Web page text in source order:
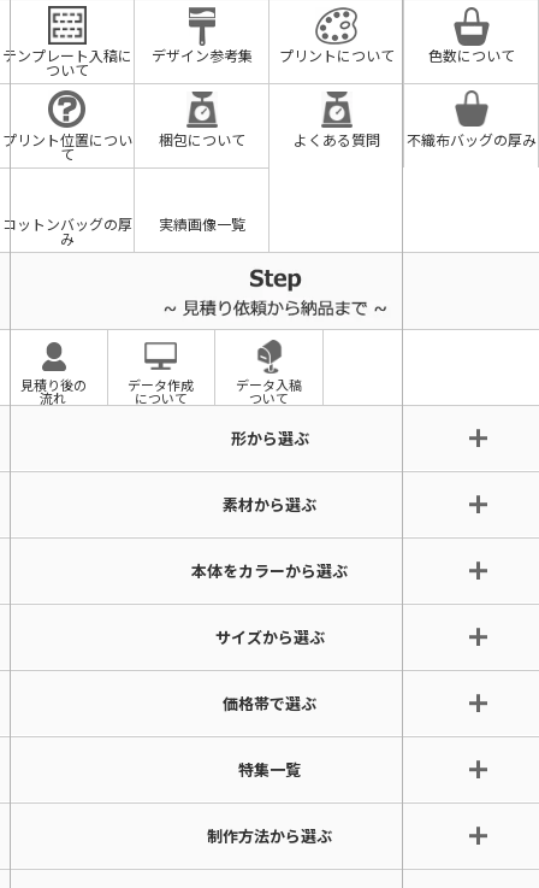
テンプレート入稿に
ついて
デザイン参考集 プリントについて 色数について
プリント位置につい
て
梱包について よくある質問 不織布バッグの厚み
コットンバッグの厚
み
実績画像一覧
見積り後の
流れ
データ作成
について
データ入稿
ついて
形から選ぶ
素材から選ぶ
本体をカラーから選ぶ
サイズから選ぶ
価格帯で選ぶ
特集一覧
制作方法から選ぶ